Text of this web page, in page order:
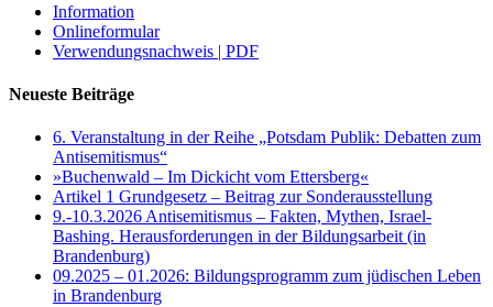
Information
Onlineformular
Verwendungsnachweis | PDF
Neueste Beiträge
6. Veranstaltung in der Reihe „Potsdam Publik: Debatten zum
Antisemitismus“
»Buchenwald – Im Dickicht vom Ettersberg«
Artikel 1 Grundgesetz – Beitrag zur Sonderausstellung
9.-10.3.2026 Antisemitismus – Fakten, Mythen, Israel-
Bashing. Herausforderungen in der Bildungsarbeit (in
Brandenburg)
09.2025 – 01.2026: Bildungsprogramm zum jüdischen Leben
in Brandenburg